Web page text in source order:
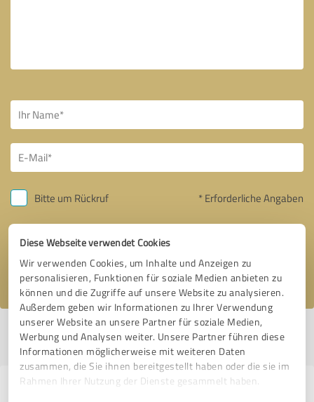
Diese Webseite verwendet Cookies
Wir verwenden Cookies, um Inhalte und Anzeigen zu
personalisieren, Funktionen für soziale Medien anbieten zu
können und die Zugriffe auf unsere Website zu analysieren.
Außerdem geben wir Informationen zu Ihrer Verwendung
unserer Website an unsere Partner für soziale Medien,
Werbung und Analysen weiter. Unsere Partner führen diese
Informationen möglicherweise mit weiteren Daten
zusammen, die Sie ihnen bereitgestellt haben oder die sie im
Rahmen Ihrer Nutzung der Dienste gesammelt haben.
Bitte um Rückruf * Erforderliche Angaben
Nachricht senden
Ich stimme den Datenschutzbestimmungenzu.
Profil aktiv seit 19.05.2017 |Letzte Aktualisierung: 28.05.2026|Profil
melden